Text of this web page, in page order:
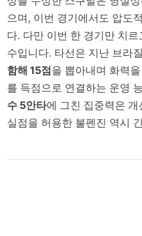
으며, 이번 경기에서도 압도
다. 다만 이번 한 경기만 치
수입니다. 타선은 지난 브라
함해 15점을 뽑아내며 화력
를 득점으로 연결하는 운영
수 5안타에 그친 집중력은
실점을 허용한 불펜진 역시